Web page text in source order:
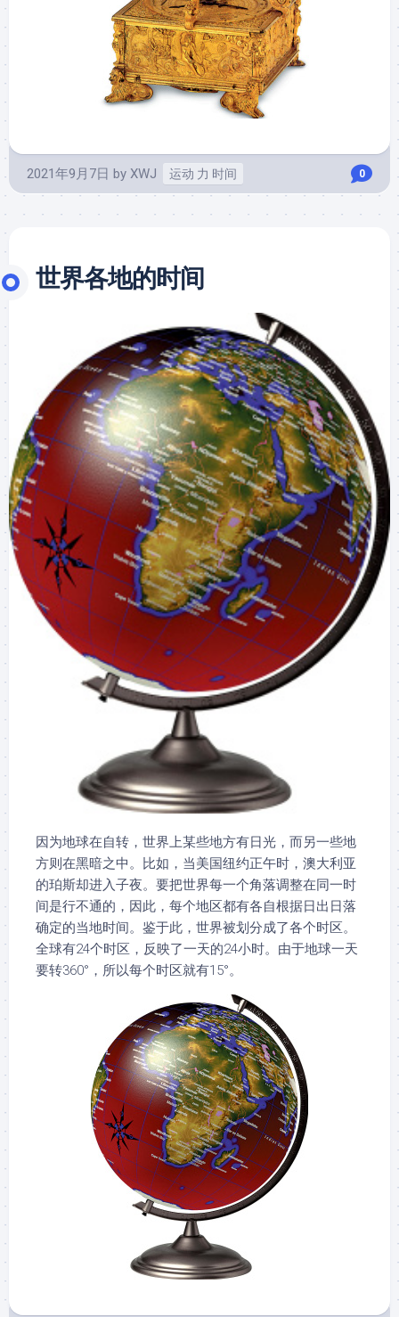
2021年9月7日 by XWJ 运动 力 时间 0
世界各地的时间
因为地球在自转，世界上某些地方有日光，而另一些地
方则在黑暗之中。比如，当美国纽约正午时，澳大利亚
的珀斯却进入子夜。要把世界每一个角落调整在同一时
间是行不通的，因此，每个地区都有各自根据日出日落
确定的当地时间。鉴于此，世界被划分成了各个时区。
全球有24个时区，反映了一天的24小时。由于地球一天
要转360°，所以每个时区就有15°。